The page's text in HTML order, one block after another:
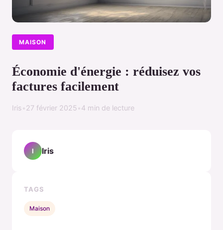
MAISON
Économie d'énergie : réduisez vos
factures facilement
Iris 27 février 2025 4 min de lecture
I Iris
TAGS
Maison